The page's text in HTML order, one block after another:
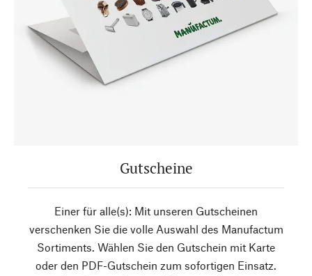
Gutscheine
Einer für alle(s): Mit unseren Gutscheinen
verschenken Sie die volle Auswahl des Manufactum
Sortiments. Wählen Sie den Gutschein mit Karte
oder den PDF-Gutschein zum sofortigen Einsatz.